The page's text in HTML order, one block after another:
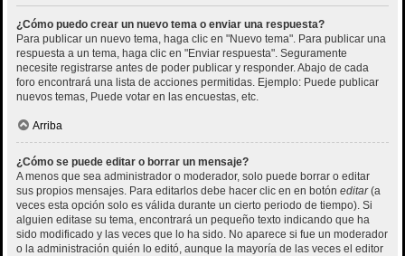
¿Cómo puedo crear un nuevo tema o enviar una respuesta?
Para publicar un nuevo tema, haga clic en "Nuevo tema". Para publicar una
respuesta a un tema, haga clic en "Enviar respuesta". Seguramente
necesite registrarse antes de poder publicar y responder. Abajo de cada
foro encontrará una lista de acciones permitidas. Ejemplo: Puede publicar
nuevos temas, Puede votar en las encuestas, etc.
Arriba
¿Cómo se puede editar o borrar un mensaje?
A menos que sea administrador o moderador, solo puede borrar o editar
sus propios mensajes. Para editarlos debe hacer clic en en botón editar(a
veces esta opción solo es válida durante un cierto periodo de tiempo). Si
alguien editase su tema, encontrará un pequeño texto indicando que ha
sido modificado y las veces que lo ha sido. No aparece si fue un moderador
o la administración quién lo editó, aunque la mayoría de las veces el editor